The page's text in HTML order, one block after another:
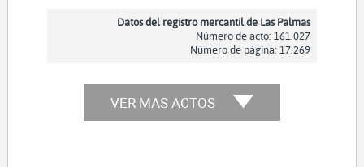
Datos del registro mercantil de Las Palmas
Número de acto: 161.027
Número de página: 17.269
VER MAS ACTOS